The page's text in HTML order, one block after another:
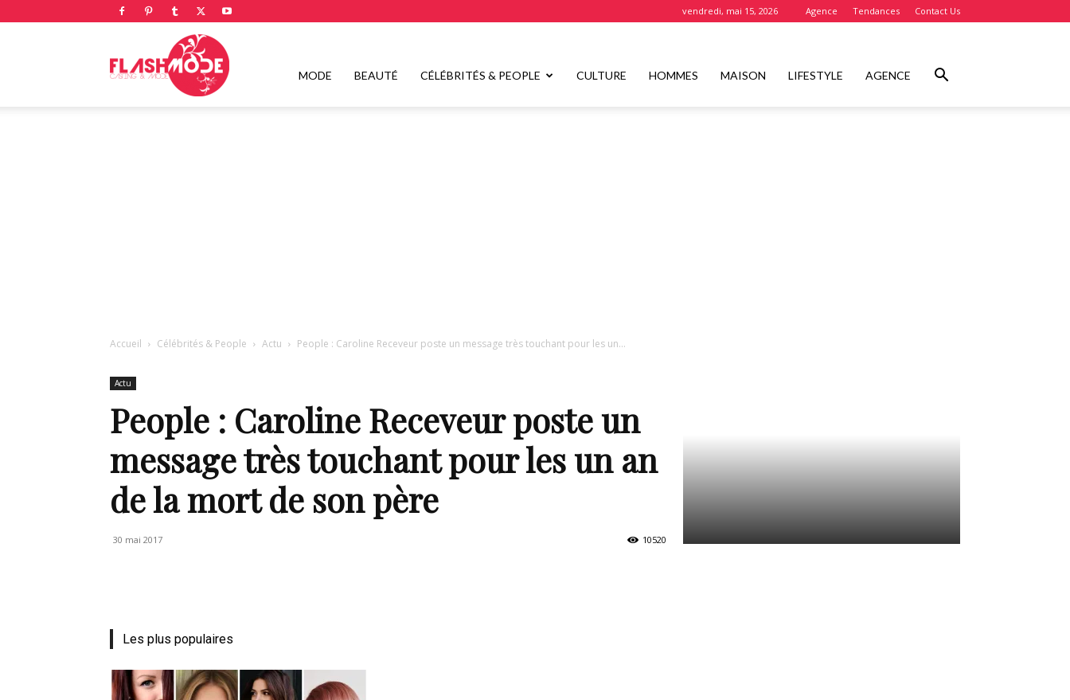
vendredi, mai 15, 2026 Agence Tendances Contact Us
Flashmode
mode
MODE BEAUTÉ CÉLÉBRITÉS & PEOPLE CULTURE HOMMES MAISON LIFESTYLE AGENCE
Accueil Célébrités & People Actu People : Caroline Receveur poste un message très touchant pour les un...
Actu
People : Caroline Receveur poste un
message très touchant pour les un an
de la mort de son père
30 mai 2017 10520
Les plus populaires